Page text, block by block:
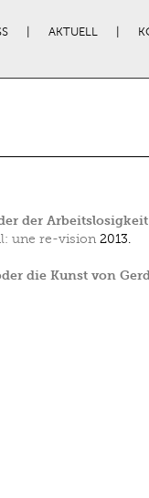
AKTUELL
der Arbeitslosigkeit
une re-vision 2013.
die Kunst von